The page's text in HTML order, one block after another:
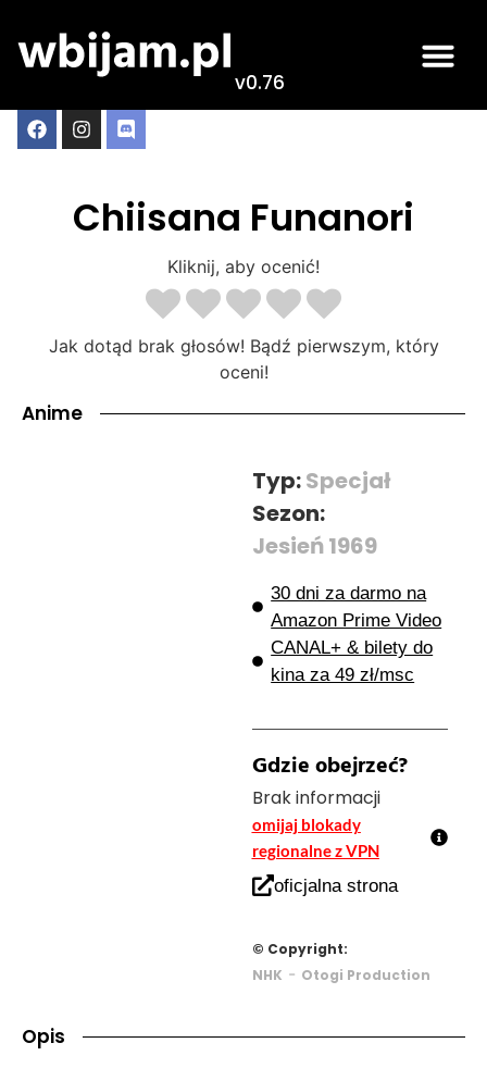
v0.76
Chiisana Funanori
Kliknij, aby ocenić!
Jak dotąd brak głosów! Bądź pierwszym, który
oceni!
Anime
Typ:Specjał
Sezon:
Jesień 1969
30 dni za darmo na
Amazon Prime Video
CANAL+ & bilety do
kina za 49 zł/msc
Gdzie obejrzeć?
Brak informacji
omijaj blokady
regionalne z VPN
oficjalna strona
© Copyright:
NHK - Otogi Production
Opis